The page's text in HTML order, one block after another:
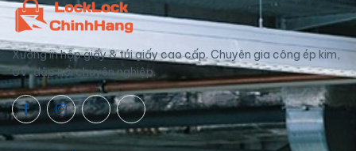
Xưởng in hộp giấy & túi giấy cao cấp. Chuyên gia công ép kim,
UV, dập nổi chuyên nghiệp.